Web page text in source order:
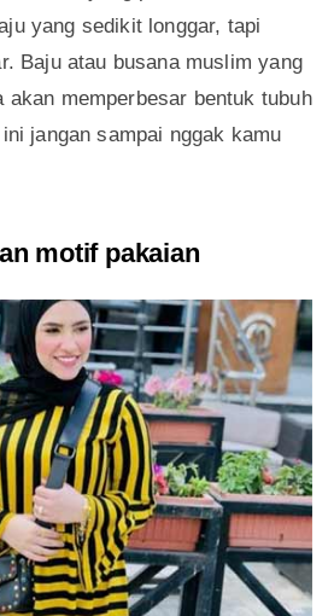
yang sedikit longgar, tapi
Baju atau busana muslim yang
akan memperbesar bentuk tubuh
jangan sampai nggak kamu
motif pakaian